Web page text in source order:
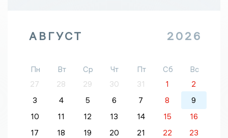
АВГУСТ 2026
Пн Вт Ср Чт Пт Сб
Вс
27
28 29 30 31 1
2
3
4 5 6 7 8
9
10
11 12 13 14 15
16
17
18 19 20 21 22
23